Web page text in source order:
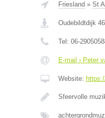
Friesland » St
Oudebildtdijk
Tel: 06-
E-mail › Peter
Website:
Sfeervolle